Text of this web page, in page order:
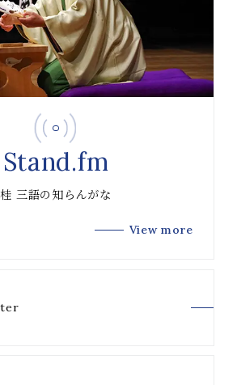
Stand.fm
桂 三語の知らんがな
View more